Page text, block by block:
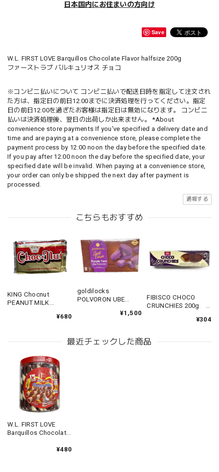
日本国内にお住まいの方向け
Save
W.L. FIRST LOVE Barquillos Chocolate Flavor halfsize 200g
ファーストラブ バルキュリオス チョコ
※コンビニ払いについて コンビニ払いで配送日時を指定して注文され
た方は、指定日の前日12:00までに決済処理を行ってください。指定
日の前日12:00を過ぎたお客様は指定日は無効になります。 コンビニ
払いは決済処理後、翌日の出荷しか出来ません。 *About
convenience store payments If you've specified a delivery date and
time and are paying at a convenience store, please complete the
payment process by 12:00 noon the day before the specified date.
If you pay after 12:00 noon the day before the specified date, your
specified date will be invalid. When paying at a convenience store,
your order can only be shipped the next day after payment is
processed.
通報する
こちらもおすすめ
KING Chocnut
PEANUT MILK
【キング ピーナツミ
¥680
goldilocks
POLVORON UBE
ックス ポルボロン ウ
¥1,500
FIBISCO CHOCO
CRUNCHIES 200g
¥304
最近チェックした商品
W.L. FIRST LOVE
Barquillos Chocolate
200g 【ファースト
¥480